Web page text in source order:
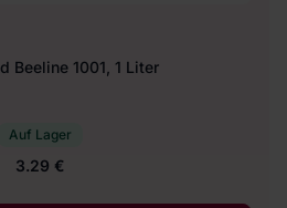
Beeline 1001, 1 Liter
Auf Lager
3.29 €